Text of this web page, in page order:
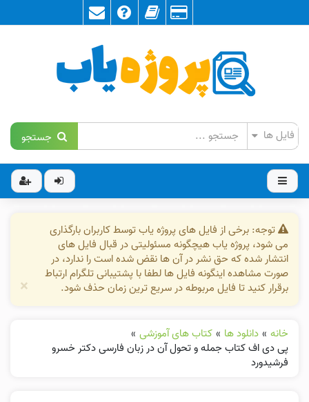
جستجو
توجه: برخی از فایل های پروژه یاب توسط کاربران بارگذاری
می شود، پروژه یاب هیچگونه مسئولیتی در قبال فایل های
انتشار شده که حق نشر در آن ها نقض شده است را ندارد، در
صورت مشاهده اینگونه فایل ها لطفا با پشتیبانی تلگرام ارتباط
برقرار کنید تا فایل مربوطه در سریع ترین زمان حذف شود.
×
خانه » دانلود ها » کتاب های آموزشی »
پی دی اف کتاب جمله و تحول آن در زبان فارسی دکتر خسرو
فرشیدورد